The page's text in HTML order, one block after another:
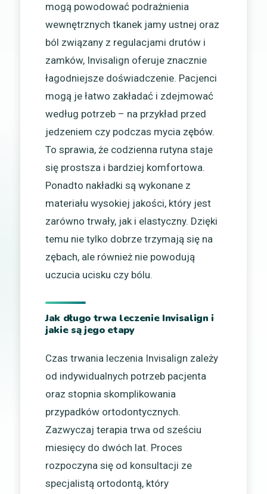
mogą powodować podrażnienia
wewnętrznych tkanek jamy ustnej oraz
ból związany z regulacjami drutów i
zamków, Invisalign oferuje znacznie
łagodniejsze doświadczenie. Pacjenci
mogą je łatwo zakładać i zdejmować
według potrzeb – na przykład przed
jedzeniem czy podczas mycia zębów.
To sprawia, że codzienna rutyna staje
się prostsza i bardziej komfortowa.
Ponadto nakładki są wykonane z
materiału wysokiej jakości, który jest
zarówno trwały, jak i elastyczny. Dzięki
temu nie tylko dobrze trzymają się na
zębach, ale również nie powodują
uczucia ucisku czy bólu.
Jak długo trwa leczenie Invisalign i
jakie są jego etapy
Czas trwania leczenia Invisalign zależy
od indywidualnych potrzeb pacjenta
oraz stopnia skomplikowania
przypadków ortodontycznych.
Zazwyczaj terapia trwa od sześciu
miesięcy do dwóch lat. Proces
rozpoczyna się od konsultacji ze
specjalistą ortodontą, który